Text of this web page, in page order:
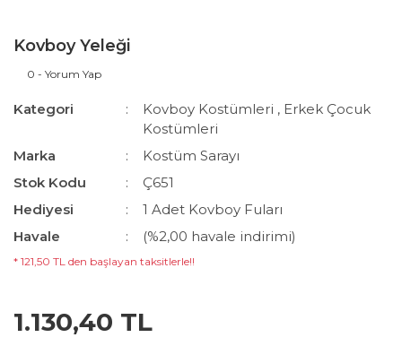
Kovboy Yeleği
0 - Yorum Yap
Kategori Kovboy Kostümleri , Erkek Çocuk
Kostümleri
Marka
Kostüm Sarayı
Stok Kodu
Ç651
Hediyesi
1 Adet Kovboy Fuları
Havale
(%2,00 havale indirimi)
* 121,50 TL den başlayan taksitlerle!!
1.130,40 TL